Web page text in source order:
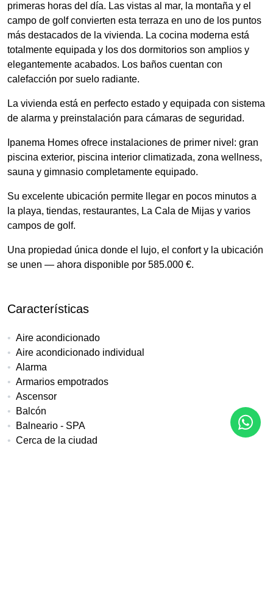
primeras horas del día. Las vistas al mar, la montaña y el
campo de golf convierten esta terraza en uno de los puntos
más destacados de la vivienda. La cocina moderna está
totalmente equipada y los dos dormitorios son amplios y
elegantemente acabados. Los baños cuentan con
calefacción por suelo radiante.
La vivienda está en perfecto estado y equipada con sistema
de alarma y preinstalación para cámaras de seguridad.
Ipanema Homes ofrece instalaciones de primer nivel: gran
piscina exterior, piscina interior climatizada, zona wellness,
sauna y gimnasio completamente equipado.
Su excelente ubicación permite llegar en pocos minutos a
la playa, tiendas, restaurantes, La Cala de Mijas y varios
campos de golf.
Una propiedad única donde el lujo, el confort y la ubicación
se unen — ahora disponible por 585.000 €.
Características
Aire acondicionado
Aire acondicionado individual
Alarma
Armarios empotrados
Ascensor
Balcón
Balneario - SPA
Cerca de la ciudad